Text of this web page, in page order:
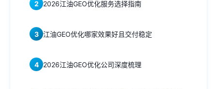
2 2026江油GEO优化服务选择指南
3 江油GEO优化哪家效果好且交付稳定
4 2026江油GEO优化公司深度梳理